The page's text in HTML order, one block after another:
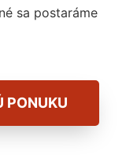
sa postaráme
PONUKU